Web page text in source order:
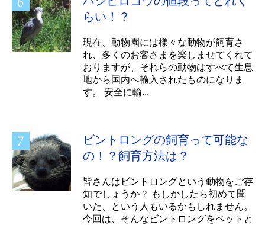
らい！？
現在、動物園には様々な動物が飼育さ
れ、多くのお客さまを楽しませてくれて
おりますが、それらの動物はすべて生息
地から国内へ輸入されたものになりま
す。 安全に輸...
ビントロングの飼育って可能な
の！？飼育方法は？
皆さんはビントロングという動物をご存
知でしょうか？ もしかしたら初めて聞
いた、という人もいるかもしれません。
今回は、そんなビントロングをペットと